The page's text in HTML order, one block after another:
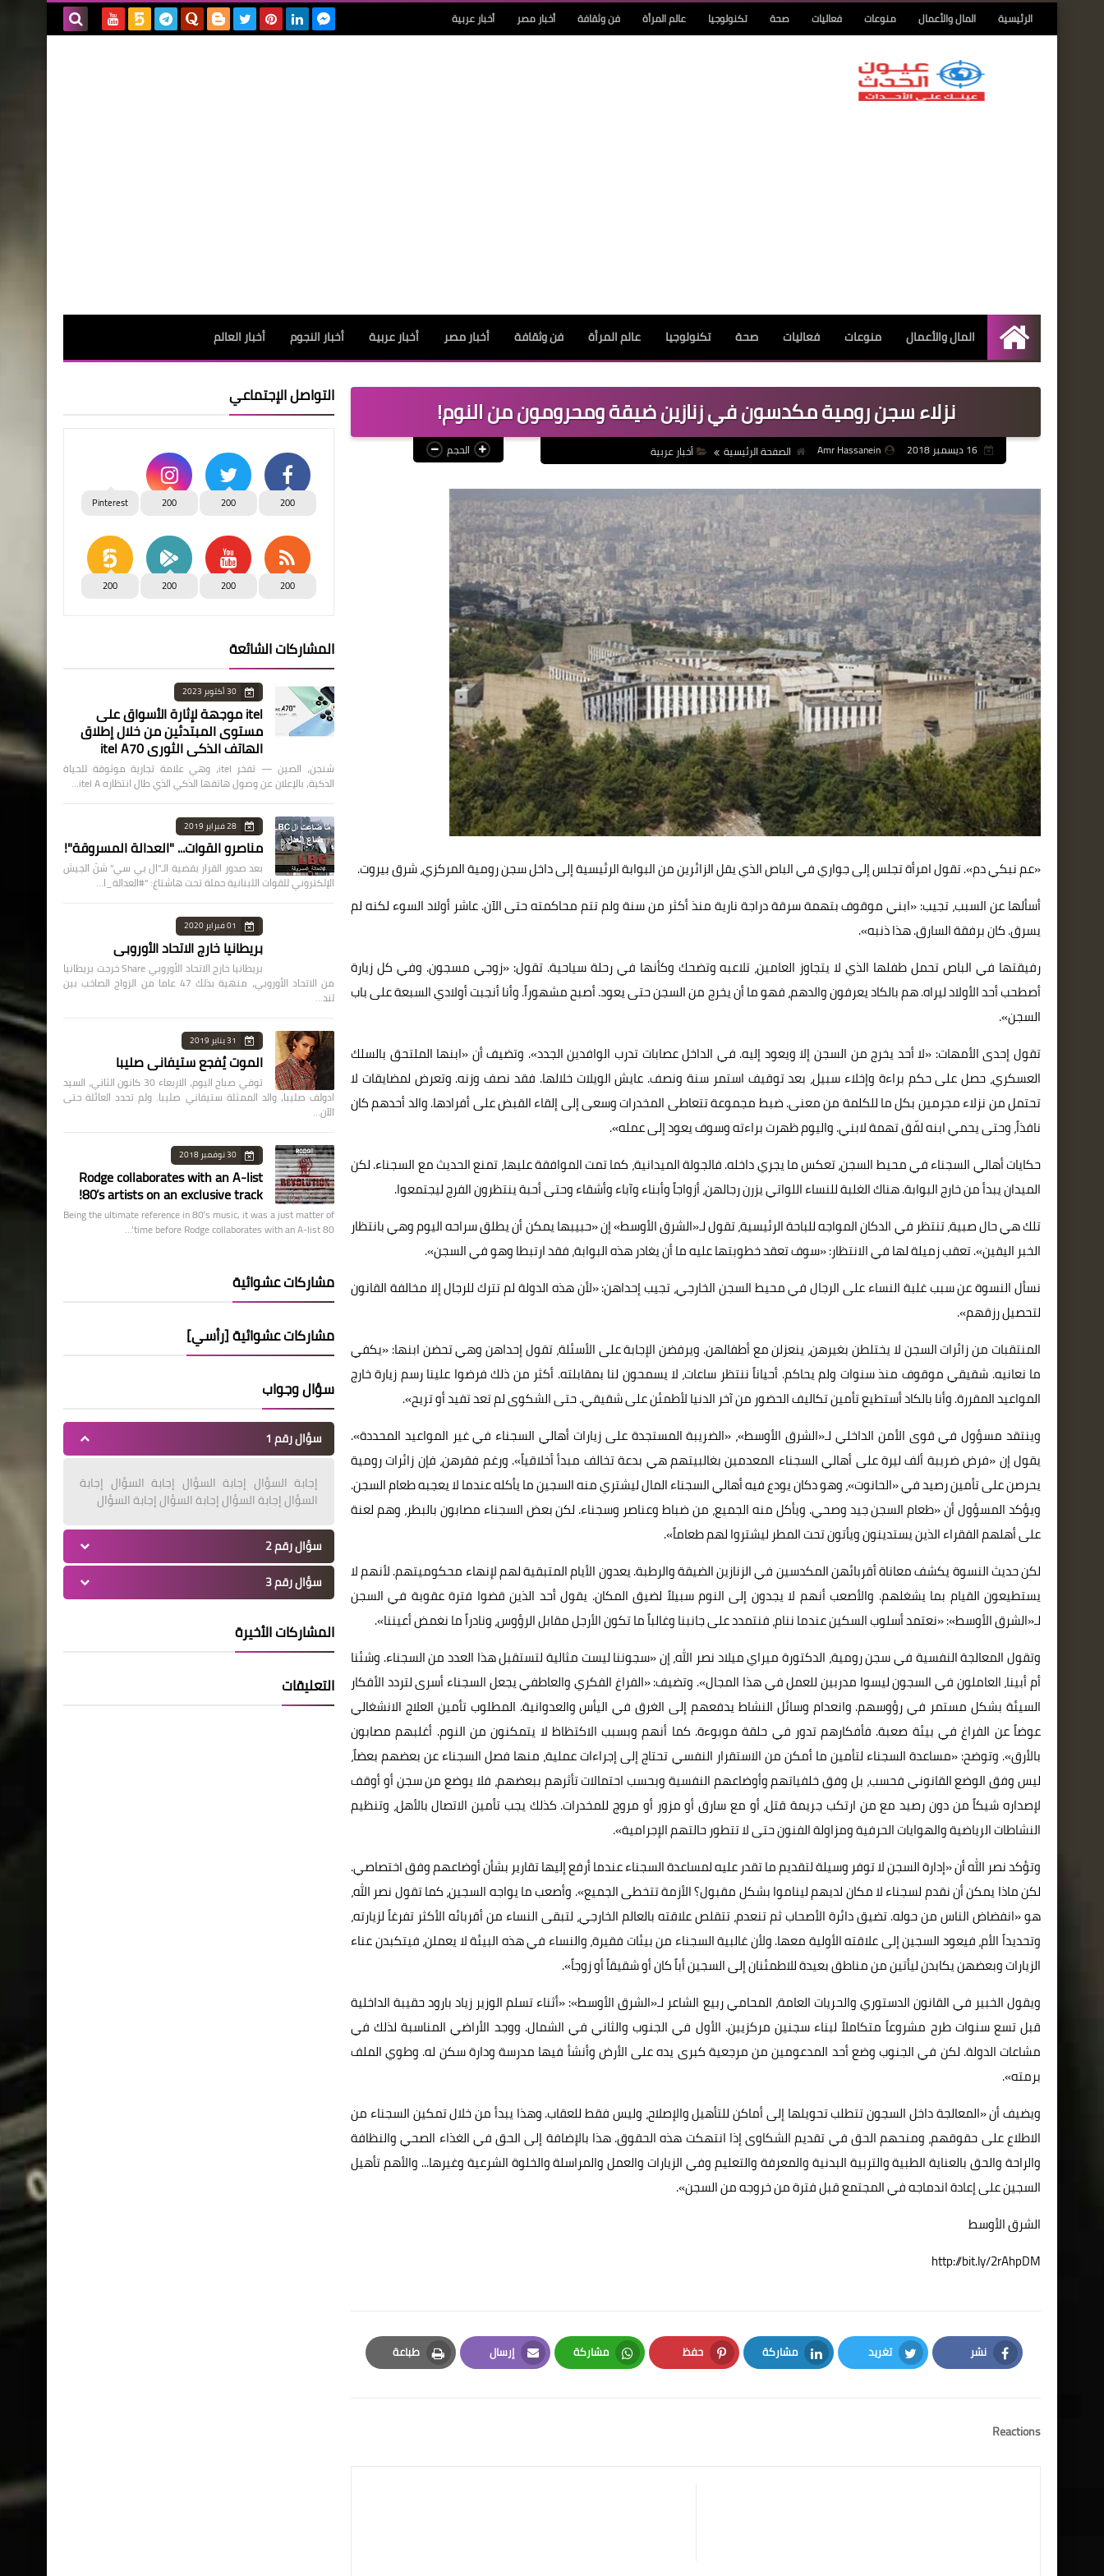
الرئيسية المال والأعمال منوعات فعاليات صحة تكنولوجيا عالم المرأة فن وثقافة أخبار مصر أخبار عربية
الرئيسية
المال والأعمال منوعات فعاليات صحة تكنولوجيا عالم المرأة فن وثقافة أخبار مصر أخبار عربية أخبار النجوم أخبار العالم
نزلاء سجن رومية مكدسون في زنازين ضيقة ومحرومون من النوم!
Amr Hassanein الصفحة الرئيسية أخبار عربية الحجم
«عم نبكي دم». تقول امرأة تجلس إلى جواري في الباص الذي يقل الزائرين من البوابة الرئيسية إلى داخل سجن رومية المركزي، شرق بيروت.
أسألها عن السبب، تجيب: «ابني موقوف بتهمة سرقة دراجة نارية منذ أكثر من سنة ولم تتم محاكمته حتى الآن. عاشر أولاد السوء لكنه لم
يسرق. كان برفقة السارق. هذا ذنبه».
رفيقتها في الباص تحمل طفلها الذي لا يتجاوز العامين، تلاعبه وتضحك وكأنها في رحلة سياحية. تقول: «زوجي مسجون. وفي كل زيارة
أصطحب أحد الأولاد ليراه. هم بالكاد يعرفون والدهم، فهو ما أن يخرج من السجن حتى يعود. أصبح مشهوراً. وأنا أنجبت أولادي السبعة على باب
السجن».
تقول إحدى الأمهات: «لا أحد يخرج من السجن إلا ويعود إليه. في الداخل عصابات تدرب الوافدين الجدد». وتضيف أن «ابنها الملتحق بالسلك
العسكري، حصل على حكم براءة وإخلاء سبيل، بعد توقيف استمر سنة ونصف. عايش الويلات خلالها. فقد نصف وزنه. وتعرض لمضايقات لا
تحتمل من نزلاء مجرمين بكل ما للكلمة من معنى. ضبط مجموعة تتعاطى المخدرات وسعى إلى إلقاء القبض على أفرادها. والد أحدهم كان
نافذاً، وحتى يحمي ابنه لفّق تهمة لابني. واليوم ظهرت براءته وسوف يعود إلى عمله».
حكايات أهالي السجناء في محيط السجن، تعكس ما يجري داخله. فالجولة الميدانية، كما تمت الموافقة عليها، تمنع الحديث مع السجناء. لكن
الميدان يبدأ من خارج البوابة. هناك الغلبة للنساء اللواتي يزرن رجالهن، أزواجاً وأبناء وآباء وأشقاء وحتى أحبة ينتظرون الفرج ليجتمعوا.
تلك هي حال صبية، تنتظر في الدكان المواجه للباحة الرئيسية، تقول لـ«الشرق الأوسط» إن «حبيبها يمكن أن يطلق سراحه اليوم وهي بانتظار
الخبر اليقين». تعقب زميلة لها في الانتظار: «سوف تعقد خطوبتها عليه ما أن يغادر هذه البوابة، فقد ارتبطا وهو في السجن».
نسأل النسوة عن سبب غلبة النساء على الرجال في محيط السجن الخارجي، تجيب إحداهن: «لأن هذه الدولة لم تترك للرجال إلا مخالفة القانون
لتحصيل رزقهم».
المنتقبات من زائرات السجن لا يختلطن بغيرهن، ينعزلن مع أطفالهن. ويرفضن الإجابة على الأسئلة، تقول إحداهن وهي تحضن ابنها: «يكفي
ما نعانيه. شقيقي موقوف منذ سنوات ولم يحاكم. أحياناً ننتظر ساعات، لا يسمحون لنا بمقابلته. أكثر من ذلك فرضوا علينا رسم زيارة خارج
المواعيد المقررة. وأنا بالكاد أستطيع تأمين تكاليف الحضور من آخر الدنيا لأطمئن على شقيقي. حتى الشكوى لم تعد تفيد أو تريح».
وينتقد مسؤول في قوى الأمن الداخلي لـ«الشرق الأوسط»، «الضريبة المستجدة على زيارات أهالي السجناء في غير المواعيد المحددة».
يقول إن «فرض ضريبة ألف ليرة على أهالي السجناء المعدمين بغالبيتهم هي بدعة تخالف مبدأ أخلاقياً». ورغم فقرهن، فإن زائرات رومية
يحرصن على تأمين رصيد في «الحانوت»، وهو دكان يودع فيه أهالي السجناء المال ليشتري منه السجين ما يأكله عندما لا يعجبه طعام السجن.
ويؤكد المسؤول أن «طعام السجن جيد وصحي. ويأكل منه الجميع، من ضباط وعناصر وسجناء. لكن بعض السجناء مصابون بالبطر، وهم لعنة
على أهلهم الفقراء الذين يستدينون ويأتون تحت المطر ليشتروا لهم طعاماً».
لكن حديث النسوة يكشف معاناة أقربائهن المكدسين في الزنازين الضيقة والرطبة. يعدون الأيام المتبقية لهم لإنهاء محكوميتهم. لأنهم لا
يستطيعون القيام بما يشغلهم. والأصعب أنهم لا يجدون إلى النوم سبيلاً لضيق المكان. يقول أحد الذين قضوا فترة عقوبة في السجن
لـ«الشرق الأوسط»: «نعتمد أسلوب السكين عندما ننام، فنتمدد على جانبنا وغالباً ما تكون الأرجل مقابل الرؤوس، ونادراً ما نغمض أعيننا».
وتقول المعالجة النفسية في سجن رومية، الدكتورة ميراي ميلاد نصر الله، إن «سجوننا ليست مثالية لتستقبل هذا العدد من السجناء. وشئنا
أم أبينا، العاملون في السجون ليسوا مدربين للعمل في هذا المجال». وتضيف: «الفراغ الفكري والعاطفي يجعل السجناء أسرى لتردد الأفكار
السيئة بشكل مستمر في رؤوسهم. وانعدام وسائل النشاط يدفعهم إلى الغرق في اليأس والعدوانية. المطلوب تأمين العلاج الانشغالي
عوضاً عن الفراغ في بيئة صعبة. فأفكارهم تدور في حلقة موبوءة. كما أنهم وبسبب الاكتظاظ لا يتمكنون من النوم. أغلبهم مصابون
بالأرق». وتوضح: «مساعدة السجناء لتأمين ما أمكن من الاستقرار النفسي تحتاج إلى إجراءات عملية، منها فصل السجناء عن بعضهم بعضاً،
ليس وفق الوضع القانوني فحسب، بل وفق خلفياتهم وأوضاعهم النفسية وبحسب احتمالات تأثرهم ببعضهم، فلا يوضع من سجن أو أوقف
لإصداره شيكاً من دون رصيد مع من ارتكب جريمة قتل، أو مع سارق أو مزور أو مروج للمخدرات. كذلك يجب تأمين الاتصال بالأهل، وتنظيم
النشاطات الرياضية والهوايات الحرفية ومزاولة الفنون حتى لا تتطور حالتهم الإجرامية».
وتؤكد نصر الله أن «إدارة السجن لا توفر وسيلة لتقديم ما تقدر عليه لمساعدة السجناء عندما أرفع إليها تقارير بشأن أوضاعهم وفق اختصاصي.
لكن ماذا يمكن أن نقدم لسجناء لا مكان لديهم ليناموا بشكل مقبول؟ الأزمة تتخطى الجميع». وأصعب ما يواجه السجين، كما تقول نصر الله،
هو «انفضاض الناس من حوله. تضيق دائرة الأصحاب ثم تنعدم، تتقلص علاقته بالعالم الخارجي، لتبقى النساء من أقربائه الأكثر تفرغاً لزيارته،
وتحديداً الأم، فيعود السجين إلى علاقته الأولية معها. ولأن غالبية السجناء من بيئات فقيرة، والنساء في هذه البيئة لا يعملن، فيتكبدن عناء
الزيارات وبعضهن يكابدن ليأتين من مناطق بعيدة للاطمئنان إلى السجين أباً كان أو شقيقاً أو زوجاً».
ويقول الخبير في القانون الدستوري والحريات العامة، المحامي ربيع الشاعر لـ«الشرق الأوسط»: «أثناء تسلم الوزير زياد بارود حقيبة الداخلية
قبل تسع سنوات طرح مشروعاً متكاملاً لبناء سجنين مركزيين. الأول في الجنوب والثاني في الشمال. ووجد الأراضي المناسبة لذلك في
مشاعات الدولة. لكن في الجنوب وضع أحد المدعومين من مرجعية كبرى يده على الأرض وأنشأ فيها مدرسة ودارة سكن له. وطوي الملف
برمته».
ويضيف أن «المعالجة داخل السجون تتطلب تحويلها إلى أماكن للتأهيل والإصلاح، وليس فقط للعقاب. وهذا يبدأ من خلال تمكين السجناء من
الاطلاع على حقوقهم، ومنحهم الحق في تقديم الشكاوى إذا انتهكت هذه الحقوق. هذا بالإضافة إلى الحق في الغذاء الصحي والنظافة
والراحة والحق بالعناية الطبية والتربية البدنية والمعرفة والتعليم وفي الزيارات والعمل والمراسلة والخلوة الشرعية وغيرها... والأهم تأهيل
السجين على إعادة اندماجه في المجتمع قبل فترة من خروجه من السجن».
الشرق الأوسط
http://bit.ly/2rAhpDM
نشر
Facebook
تغريد
Twitter
مشاركة
LinkedIn
حفظ
Pinterest
مشاركة
Whatsapp
إرسال
Email
طباعة
Print
Reactions
التواصل الإجتماعي
200
200
200
Pinterest
200
200
200
200
المشاركات الشائعة
30 أكتوبر 2023
itel موجهة لإثارة الأسواق على
مستوى المبتدئين من خلال إطلاق
الهاتف الذكي الثوري itel A70
شنجن، الصين — تفخر itel، وهي علامة تجارية موثوقة للحياة
الذكية، بالإعلان عن وصول هاتفها الذكي الذي طال انتظاره itel A…
28 فبراير 2019
مناصرو القوات... "العدالة المسروقة"!
بعد صدور القرار بقضية الـ"ال بي سي" شنّ الجيش
الإلكتروني للقوات اللبنانية حملة تحت هاشتاغ: "#العدالة_ا…
01 فبراير 2020
بريطانيا خارج الاتحاد الأوروبي
بريطانيا خارج الاتحاد الأوروبي Share خرجت بريطانيا
من الاتحاد الأوروبي، منهية بذلك 47 عاما من الزواج الصاخب بين
لند…
31 يناير 2019
الموت يُفجع ستيفاني صليبا
توفي صباح اليوم، الاربعاء 30 كانون الثاني، السيد
ادولف صليبا، والد الممثلة ستيفاني صليبا. ولم تحدد العائلة حتى
الآن…
30 نوفمبر 2018
Rodge collaborates with an A-list
80’s artists on an exclusive track!
Being the ultimate reference in 80’s music, it was a just matter of
time before Rodge collaborates with an A-list 80’…
مشاركات عشوائية
مشاركات عشوائية [رأسي]
سؤال وجواب
سؤال رقم 1
إجابة السؤال إجابة السؤال إجابة السؤال إجابة
السؤال إجابة السؤال إجابة السؤال إجابة السؤال
سؤال رقم 2
سؤال رقم 3
المشاركات الأخيرة
التعليقات